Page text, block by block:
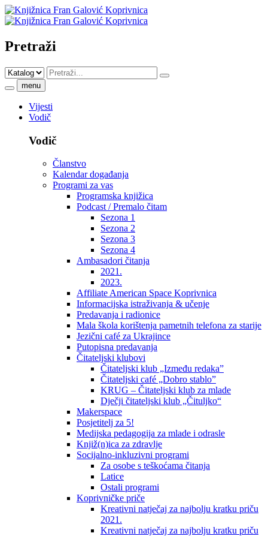
Pretraži
menu
Vijesti
Vodič
Vodič
Članstvo
Kalendar događanja
Programi za vas
Programska knjižica
Podcast / Premalo čitam
Sezona 1
Sezona 2
Sezona 3
Sezona 4
Ambasadori čitanja
2021.
2023.
Affiliate American Space Koprivnica
Informacijska istraživanja & učenje
Predavanja i radionice
Mala škola korištenja pametnih telefona za starije
Jezični café za Ukrajince
Putopisna predavanja
Čitateljski klubovi
Čitateljski klub „Između redaka”
Čitateljski café „Dobro stablo”
KRUG – Čitateljski klub za mlade
Dječji čitateljski klub „Čituljko“
Makerspace
Posjetitelj za 5!
Medijska pedagogija za mlade i odrasle
Knjiž(n)ica za zdravlje
Socijalno-inkluzivni programi
Za osobe s teškoćama čitanja
Latice
Ostali programi
Koprivničke priče
Kreativni natječaj za najbolju kratku priču
2021.
Kreativni natječaj za najbolju kratku priču